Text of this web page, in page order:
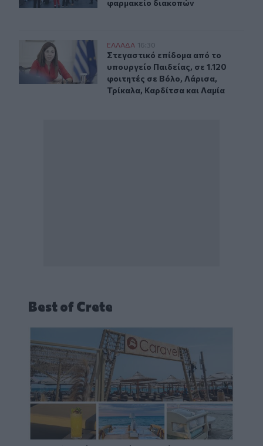
φαρμακείο διακοπών
Στεγαστικό επίδομα από το υπουργείο Παιδείας, σε
ΕΛΛAΔΑ 16:30
Στεγαστικό επίδομα από το
Στεγαστικό επίδομα από το
υπουργείο Παιδείας, σε 1.120
φοιτητές σε Βόλο, Λάρισα,
Τρίκαλα, Καρδίτσα και Λαμία
Best of Crete